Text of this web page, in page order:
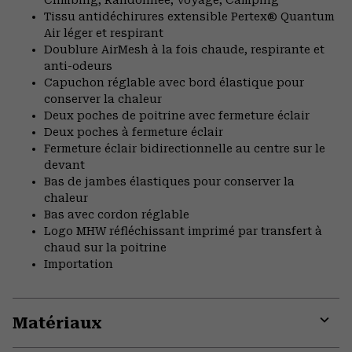
Tissu antidéchirures extensible Pertex® Quantum
Air léger et respirant
Doublure AirMesh à la fois chaude, respirante et
anti-odeurs
Capuchon réglable avec bord élastique pour
conserver la chaleur
Deux poches de poitrine avec fermeture éclair
Deux poches à fermeture éclair
Fermeture éclair bidirectionnelle au centre sur le
devant
Bas de jambes élastiques pour conserver la
chaleur
Bas avec cordon réglable
Logo MHW réfléchissant imprimé par transfert à
chaud sur la poitrine
Importation
Matériaux